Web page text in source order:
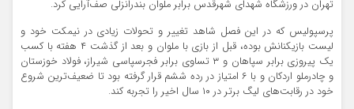
تهران در ورزشگاه شهدای شهرقدس برابر ملوان بندرانزلی صف‌آرایی کرد.
پرسپولیس که در این فصل شاهد تغییر و تحولات زیادی در نیمکت خود و
لیست بازیکنانش بوده، قبل از بازی با ملوان و بعد از گذشت ۴ هفته با کسب
یک پیروزی برابر سپاهان و ۳ تساوی برابر فجرسپاسی شیراز، فولاد خوزستان
و چادرملو اردکان و با ۶ امتیاز در رده ششم قرار گرفته بود تا ضعیف‌ترین شروع
خود در رقابت‌های لیگ برتر در ۱۰ سال اخیر را تجربه کند.